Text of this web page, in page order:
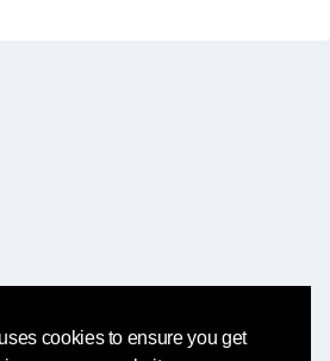
cookies to ensure you get